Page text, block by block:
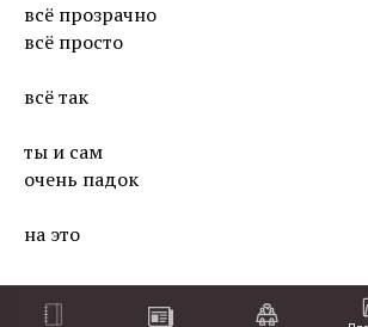
всё прозрачно
всё просто
всё так
ты и сам
очень падок
на это